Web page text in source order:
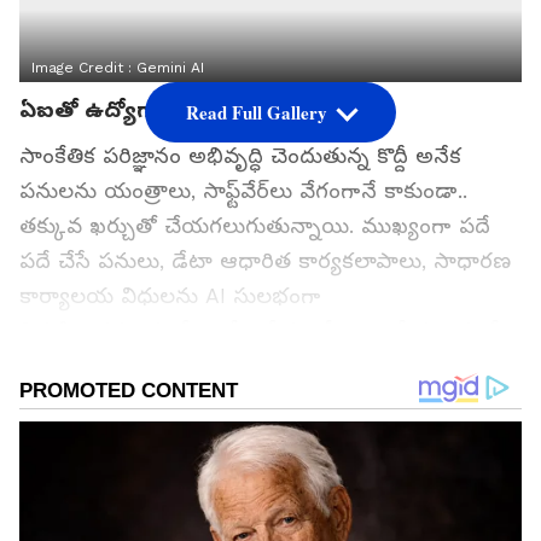
Image Credit :Gemini AI
ఏఐతో ఉద్యోగాల‌పై పెరుగుతోన్న ముప్పు
సాంకేతిక పరిజ్ఞానం అభివృద్ధి చెందుతున్న కొద్దీ అనేక
పనులను యంత్రాలు, సాఫ్ట్‌వేర్‌లు వేగంగానే కాకుండా..
తక్కువ ఖర్చుతో చేయగలుగుతున్నాయి. ముఖ్యంగా ప‌దే
ప‌దే చేసే పనులు, డేటా ఆధారిత కార్యకలాపాలు, సాధారణ
కార్యాలయ విధులను AI సులభంగా
నిపుణులు చెబుతున్నారు.
గూగుల్‌లో ఆసక్తికరమైన సమాచారం కోసం ఏసియానెట్ తెలుగు
ను మీ ఫ్రిఫర్డ్ సోర్స్ గా ఎంచుకోండి
Read Full Gallery